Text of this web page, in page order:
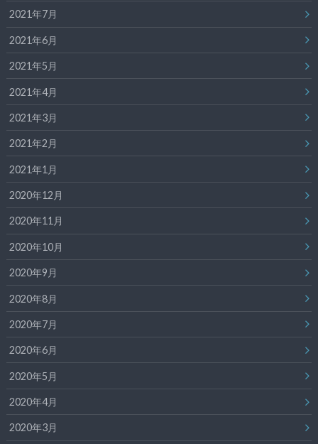
2021年7月
2021年6月
2021年5月
2021年4月
2021年3月
2021年2月
2021年1月
2020年12月
2020年11月
2020年10月
2020年9月
2020年8月
2020年7月
2020年6月
2020年5月
2020年4月
2020年3月